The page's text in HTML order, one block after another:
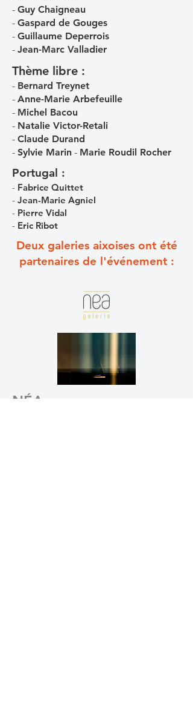
- Guy Chaigneau
- Gaspard de Gouges
- Guillaume Deperrois
- Jean-Marc Valladier
Thème libre :
- Bernard Treynet
- Anne-Marie Arbefeuille
- Michel Bacou
- Natalie Victor-Retali
- Claude Durand
- Sylvie Marin - Marie Roudil Rocher
Portugal :
- Fabrice Quittet
- Jean-Marie Agniel
- Pierre Vidal
- Eric Ribot
Deux galeries aixoises ont été
partenaires de l'événement :
NÉA